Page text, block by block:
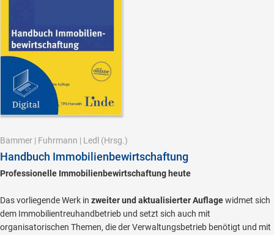
Bammer | Fuhrmann | Ledl (Hrsg.)
Handbuch Immobilienbewirtschaftung
Professionelle Immobilienbewirtschaftung heute
Das vorliegende Werk in zweiter und aktualisierter Auflagewidmet sich
dem Immobilientreuhandbetrieb und setzt sich auch mit
organisatorischen Themen, die der Verwaltungsbetrieb benötigt und mit